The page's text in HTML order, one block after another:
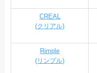
CREAL
(クリアル)
Rimple
(リンプル)